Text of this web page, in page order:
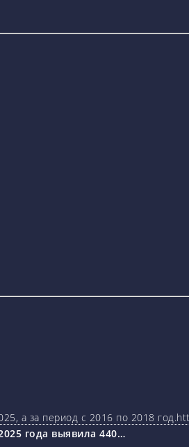
а за период с 2016 по 2018
года выявила 440…